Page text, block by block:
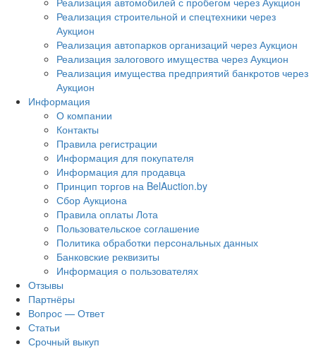
Реализация строительной и спецтехники через
Аукцион
Реализация автопарков организаций через Аукцион
Реализация залогового имущества через Аукцион
Реализация имущества предприятий банкротов через
Аукцион
Информация
О компании
Контакты
Правила регистрации
Информация для покупателя
Информация для продавца
Принцип торгов на BelAuction.by
Сбор Аукциона
Правила оплаты Лота
Пользовательское соглашение
Политика обработки персональных данных
Банковские реквизиты
Информация о пользователях
Отзывы
Партнёры
Вопрос — Ответ
Статьи
Срочный выкуп